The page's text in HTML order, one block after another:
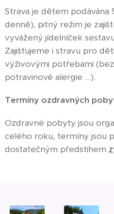
Strava je dětem
denně), pitný režim je
vyvážený jídelníček
Zajišťujeme i stravu pro
výživovými potřebami
potravinové alergie ...).
Termíny ozdravných
Ozdravné pobyty jsou
celého roku, termíny jsou
dostatečným předstihem